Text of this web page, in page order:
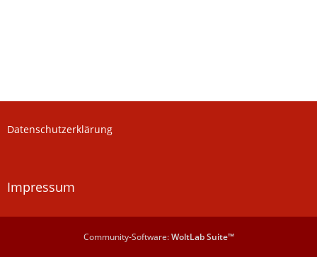
Datenschutzerklärung
Impressum
Community-Software:WoltLab Suite™